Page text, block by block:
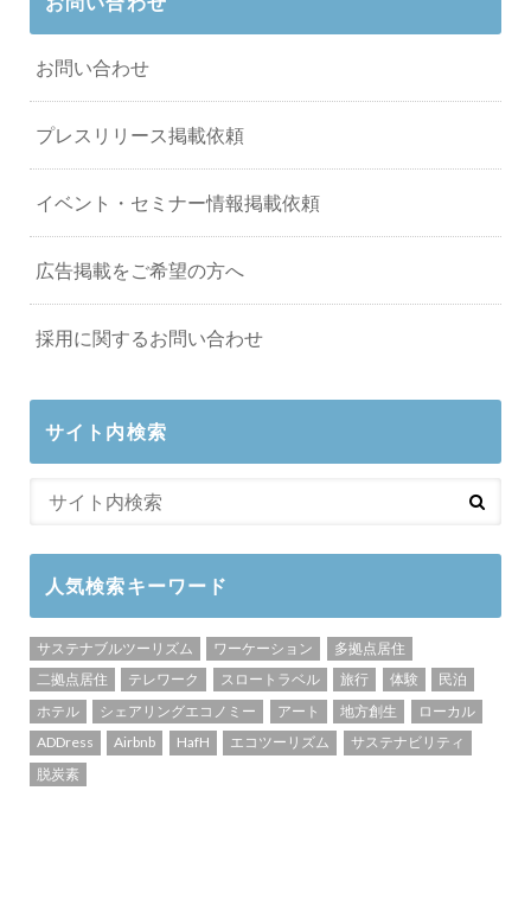
お問い合わせ
プレスリリース掲載依頼
イベント・セミナー情報掲載依頼
広告掲載をご希望の方へ
採用に関するお問い合わせ
サイト内検索
人気検索キーワード
サステナブルツーリズム ワーケーション
多拠点居住
二拠点居住
テレワーク スロートラベル 旅行 体験
民泊
ホテル
シェアリングエコノミー アート 地方創生
ローカル
ADDress
Airbnb HafH エコツーリズム
サステナビリティ
脱炭素